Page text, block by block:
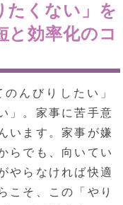
たくない」を
と効率化のコ
んびりしたい」
」。家事に苦手意
います。家事が嫌
らでも、向いてい
やらなければ快適
こそ、この「やり